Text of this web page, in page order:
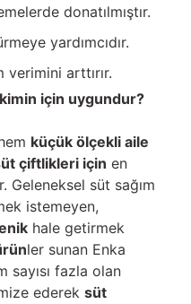
donatılmıştır.
yardımcıdır.
verimini arttırır.
için uygundur?
küçük ölçekli aile
çiftlikleri için en
Geleneksel süt sağım
istemeyen,
hale getirmek
ler sunan Enka
sayısı fazla olan
ederek süt